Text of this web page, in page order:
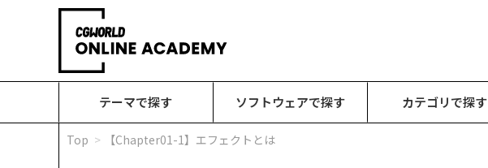
テーマで探す ソフトウェアで探す カテゴリで探す
Top 【Chapter01-1】エフェクトとは